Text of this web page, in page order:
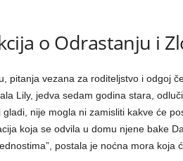
o Odrastanju i
pitanja vezana za roditeljstvo i odgoj
Lily, jedva sedam godina stara,
nije mogla ni zamisliti kakve će
koja se odvila u domu njene bake
postala je noćna mora koja